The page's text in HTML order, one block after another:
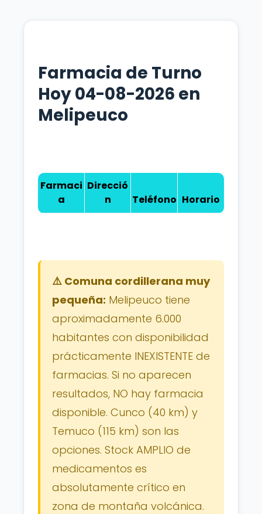
Farmacia de Turno
Hoy 04-08-2026 en
Melipeuco
Farmaci
a
Direcció
n
Teléfono Horario
⚠️ Comuna cordillerana muy
pequeña: Melipeuco tiene
aproximadamente 6.000
habitantes con disponibilidad
prácticamente INEXISTENTE de
farmacias. Si no aparecen
resultados, NO hay farmacia
disponible. Cunco (40 km) y
Temuco (115 km) son las
opciones. Stock AMPLIO de
medicamentos es
absolutamente crítico en
zona de montaña volcánica.